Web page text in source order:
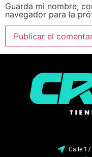
Guarda mi nombre,
navegador para la
Calle